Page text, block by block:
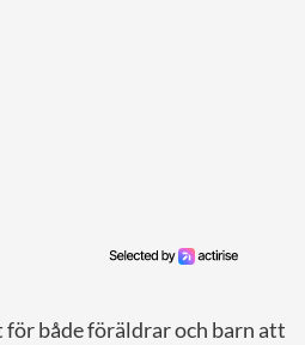
för både föräldrar och barn att